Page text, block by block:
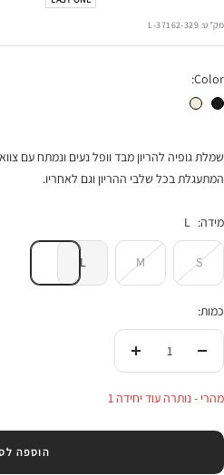
מק"ט: 37162-329-L
Color:
שמלת הריון מרטינה ריב שחור פס דק שמלת הריון מרטינה ריב שמנת פס שחור
שמלת גופיה להריון מבד וופל נעים ונמתח עם
המתעגלת בכל שלבי ההריון וגם לאחריו.
מידה: L
S
M
L
כמות:
העלי
מהרי - נותרה עוד יחידה 1
הוספה